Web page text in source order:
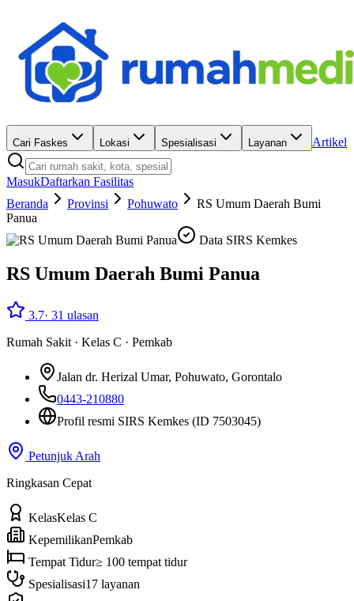
Cari Faskes Lokasi Spesialisasi Layanan Artikel
MasukDaftarkan Fasilitas
Beranda
Provinsi Pohuwato
RS Umum Daerah Bumi
Panua
Data SIRS Kemkes
RS Umum Daerah Bumi Panua
3.7· 31 ulasan
Rumah Sakit · Kelas C · Pemkab
Jalan dr. Herizal Umar, Pohuwato, Gorontalo
0443-210880
Profil resmi SIRS Kemkes (ID 7503045)
Petunjuk Arah
Ringkasan Cepat
KelasKelas C
KepemilikanPemkab
Tempat Tidur≥ 100 tempat tidur
Spesialisasi17 layanan